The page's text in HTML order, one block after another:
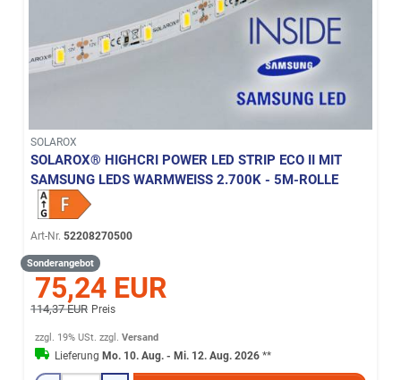
SOLAROX
SOLAROX® HIGHCRI POWER LED STRIP ECO II MIT
SAMSUNG LEDS WARMWEISS 2.700K - 5M-ROLLE
Art-Nr. 52208270500
Sonderangebot
75,24 EUR
114,37 EUR Preis
zzgl. 19% USt. zzgl.Versand
LieferungMo. 10. Aug. - Mi. 12. Aug. 2026 **